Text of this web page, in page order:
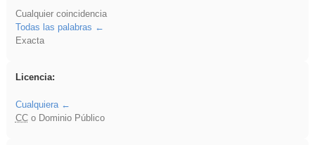
Cualquier coincidencia
Todas las palabras
Exacta
Licencia:
Cualquiera
CCo Dominio Público